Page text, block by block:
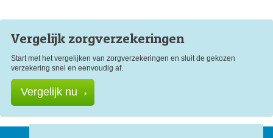
Vergelijk zorgverzekeringen
Start met het vergelijken van zorgverzekeringen en sluit de gekozen
verzekering snel en eenvoudig af.
Vergelijk nu